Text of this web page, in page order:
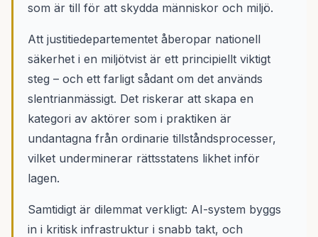
som är till för att skydda människor och miljö.
Att justitiedepartementet åberopar nationell
säkerhet i en miljötvist är ett principiellt viktigt
steg – och ett farligt sådant om det används
slentrianmässigt. Det riskerar att skapa en
kategori av aktörer som i praktiken är
undantagna från ordinarie tillståndsprocesser,
vilket underminerar rättsstatens likhet inför
lagen.
Samtidigt är dilemmat verkligt: AI-system byggs
in i kritisk infrastruktur i snabb takt, och